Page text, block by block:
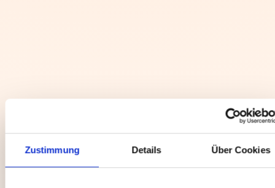
Zustimmung Details Über Cookies
Von der Analyse bis zur